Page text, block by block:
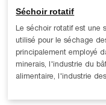
Séchoir rotatif
Le séchoir rotatif est une
utilisé pour le séchage
principalement employé
minerais, l'industrie du
alimentaire, l'industrie